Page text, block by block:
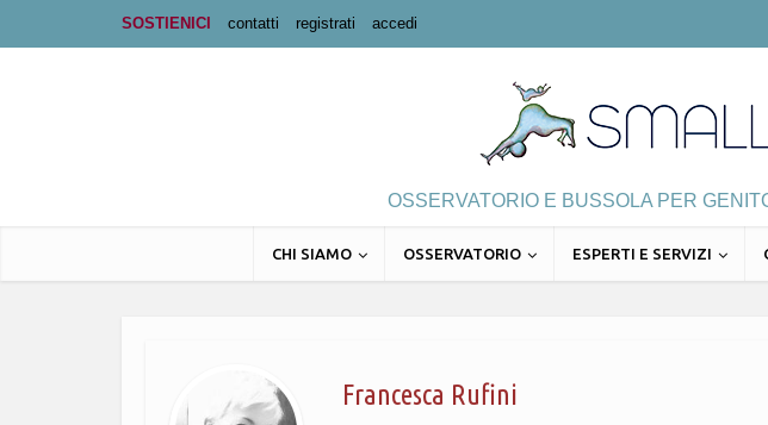
SOSTIENICI contatti registrati accedi
OSSERVATORIO E BUSSOLA PER
CHI SIAMO OSSERVATORIO ESPERTI E SERVIZI
Francesca Rufini